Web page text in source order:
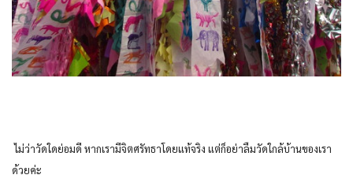
ไม่ว่าวัดใดย่อมดี หากเรามีจิตศรัทธาโดยแท้จริง แต่ก็อย่าลืมวัดใกล้บ้านของเรา
ด้วยค่ะ